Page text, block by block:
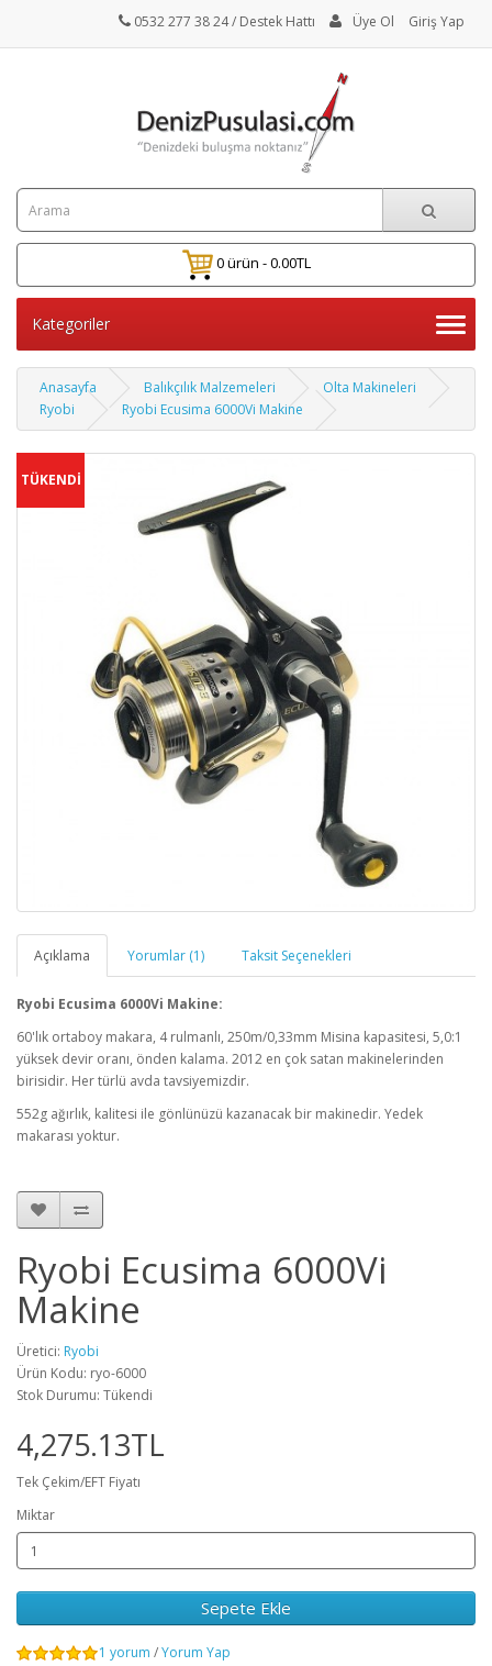
0532 277 38 24/ Destek Hattı Üye Ol Giriş Yap
0 ürün - 0.00TL
Kategoriler
Anasayfa Balıkçılık Malzemeleri
Olta Makineleri
Ryobi
Ryobi Ecusima 6000Vi Makine
TÜKENDİ
Açıklama Yorumlar (1) Taksit Seçenekleri
Ryobi Ecusima 6000Vi Makine:
60'lık ortaboy makara, 4 rulmanlı, 250m/0,33mm Misina kapasitesi, 5,0:1
yüksek devir oranı, önden kalama. 2012 en çok satan makinelerinden
birisidir. Her türlü avda tavsiyemizdir.
552g ağırlık, kalitesi ile gönlünüzü kazanacak bir makinedir. Yedek
makarası yoktur.
Ryobi Ecusima 6000Vi
Makine
Üretici: Ryobi
Ürün Kodu: ryo-6000
Stok Durumu: Tükendi
4,275.13TL
Tek Çekim/EFT Fiyatı
Miktar
Sepete Ekle
1 yorum /Yorum Yap